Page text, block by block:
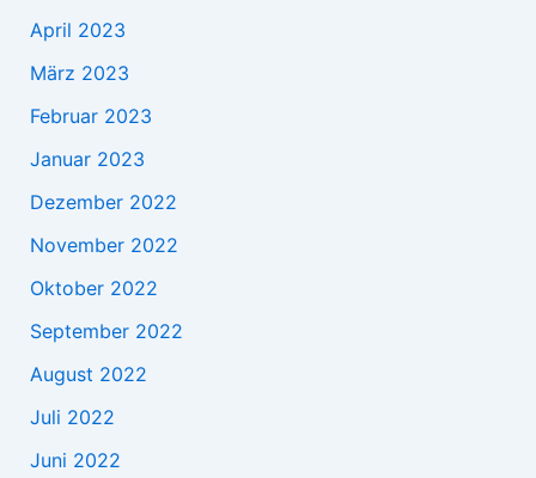
April 2023
März 2023
Februar 2023
Januar 2023
Dezember 2022
November 2022
Oktober 2022
September 2022
August 2022
Juli 2022
Juni 2022